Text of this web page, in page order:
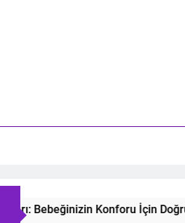
Bebeğinizin Konforu İçin Doğru